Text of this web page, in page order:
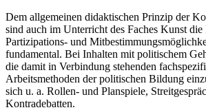
Dem allgemeinen didaktischen Prinzip der
sind auch im Unterricht des Faches Kunst die
Partizipations- und
fundamental. Bei Inhalten mit politischem
die damit in Verbindung stehenden
Arbeitsmethoden der politischen Bildung
sich u. a. Rollen- und Planspiele,
Kontradebatten.